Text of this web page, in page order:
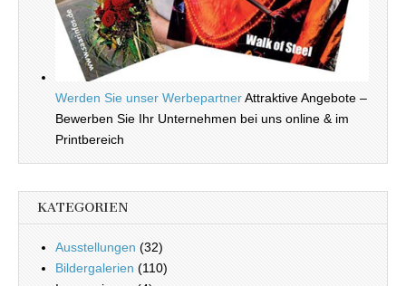
Werden Sie unser WerbepartnerAttraktive Angebote –
Bewerben Sie Ihr Unternehmen bei uns online & im
Printbereich
KATEGORIEN
Ausstellungen (32)
Bildergalerien (110)